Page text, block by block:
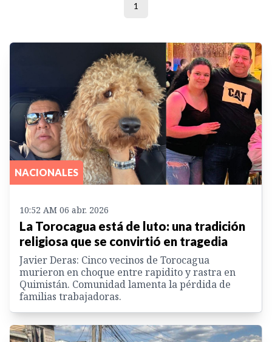
1
NACIONALES
10:52 AM 06 abr. 2026
La Torocagua está de luto: una tradición
religiosa que se convirtió en tragedia
Javier Deras: Cinco vecinos de Torocagua
murieron en choque entre rapidito y rastra en
Quimistán. Comunidad lamenta la pérdida de
familias trabajadoras.